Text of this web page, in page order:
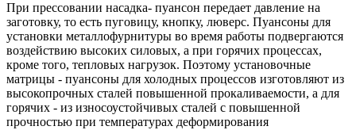
При прессовании насадка- пуансон передает давление на
заготовку, то есть пуговицу, кнопку, люверс. Пуансоны для
установки металлофурнитуры во время работы подвергаются
воздействию высоких силовых, а при горячих процессах,
кроме того, тепловых нагрузок. Поэтому установочные
матрицы - пуансоны для холодных процессов изготовляют из
высокопрочных сталей повышенной прокаливаемости, а для
горячих - из износоустойчивых сталей с повышенной
прочностью при температурах деформирования